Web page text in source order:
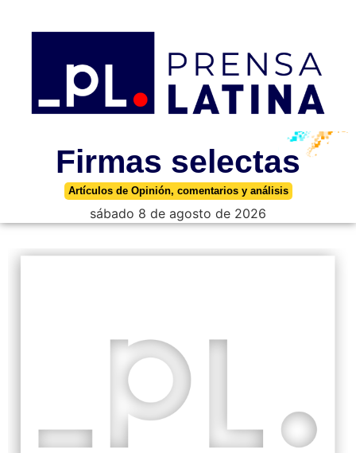
Firmas selectas
Artículos de Opinión, comentarios y análisis
sábado 8 de agosto de 2026